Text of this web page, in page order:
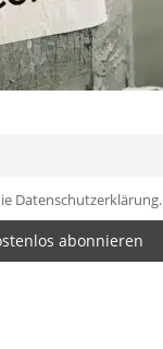
Datenschutzerklärung.